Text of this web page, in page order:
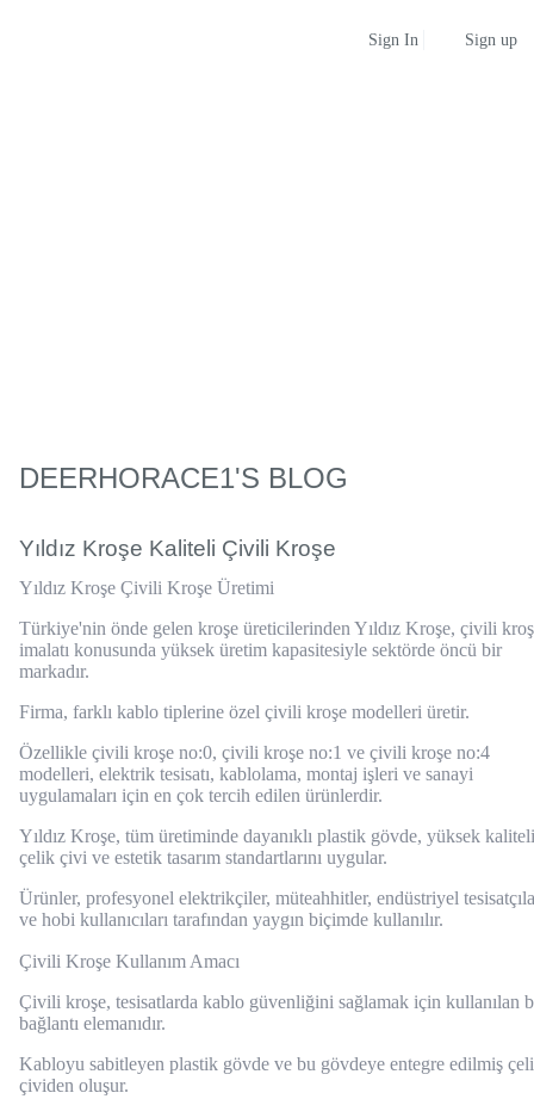
Sign In Sign up
DEERHORACE1'S BLOG
Yıldız Kroşe Kaliteli Çivili Kroşe
Yıldız Kroşe Çivili Kroşe Üretimi
Türkiye'nin önde gelen kroşe üreticilerinden Yıldız Kroşe, çivili
imalatı konusunda yüksek üretim kapasitesiyle sektörde öncü bir
markadır.
Firma, farklı kablo tiplerine özel çivili kroşe modelleri üretir.
Özellikle çivili kroşe no:0, çivili kroşe no:1 ve çivili kroşe no:4
modelleri, elektrik tesisatı, kablolama, montaj işleri ve sanayi
uygulamaları için en çok tercih edilen ürünlerdir.
Yıldız Kroşe, tüm üretiminde dayanıklı plastik gövde, yüksek kaliteli
çelik çivi ve estetik tasarım standartlarını uygular.
Ürünler, profesyonel elektrikçiler, müteahhitler, endüstriyel
ve hobi kullanıcıları tarafından yaygın biçimde kullanılır.
Çivili Kroşe Kullanım Amacı
Çivili kroşe, tesisatlarda kablo güvenliğini sağlamak için kullanılan
bağlantı elemanıdır.
Kabloyu sabitleyen plastik gövde ve bu gövdeye entegre edilmiş
çividen oluşur.